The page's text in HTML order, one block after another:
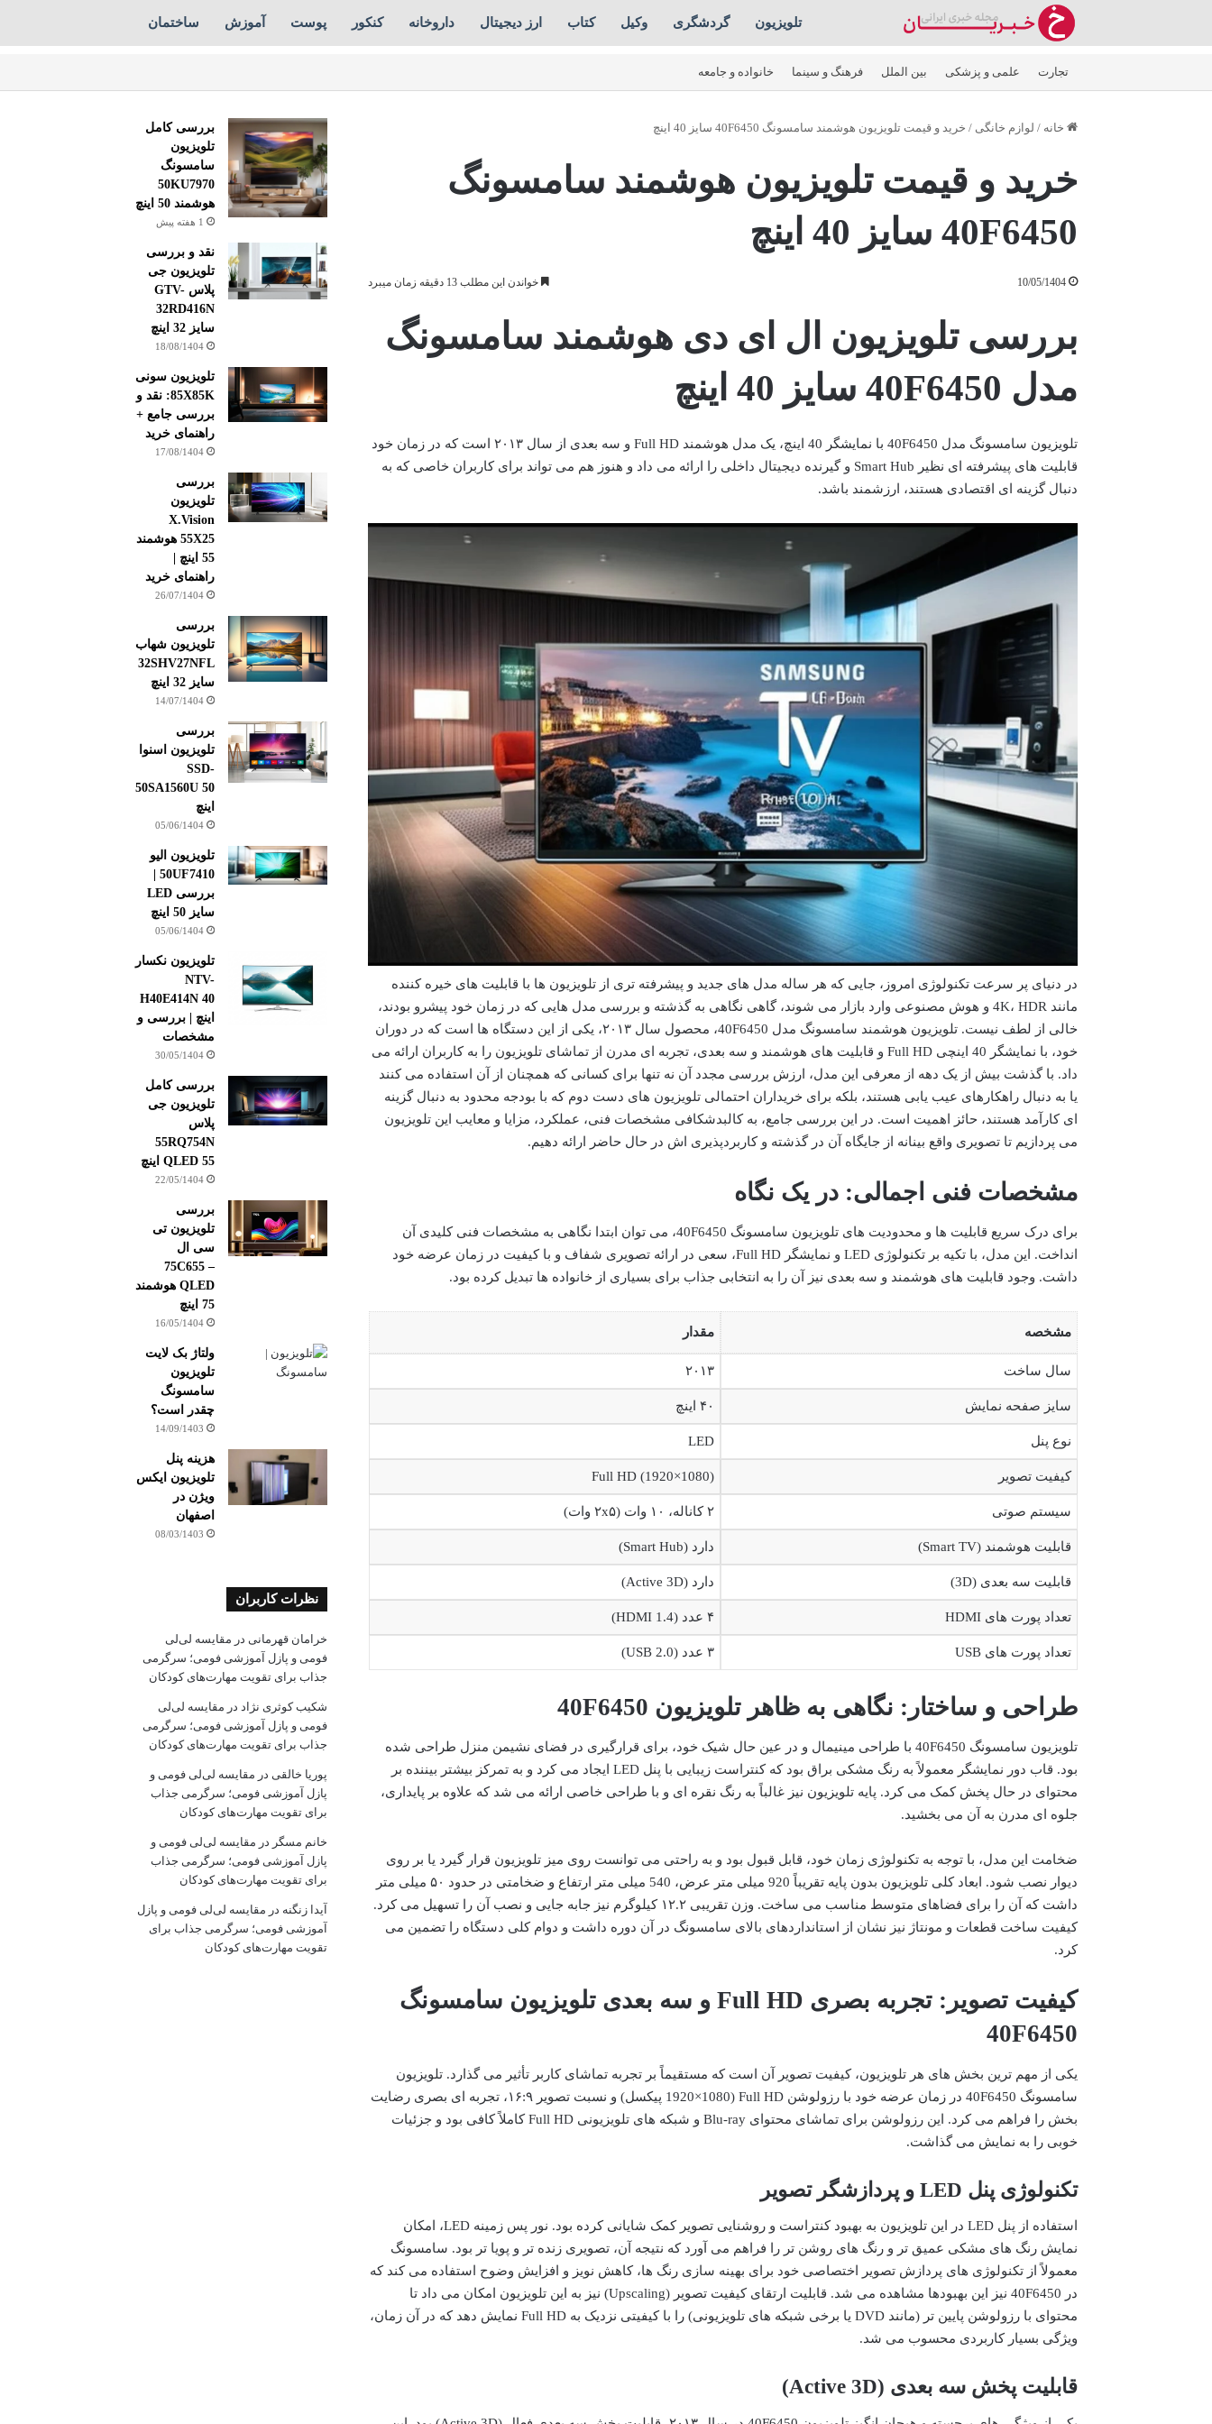
تلویزیون گردشگری وکیل کتاب ارز دیجیتال داروخانه کنکور پوست آموزش ساختمان
تجارت علمی و پزشکی بین الملل فرهنگ و سینما خانواده و جامعه
خانه / لوازم خانگی / خرید و قیمت تلویزیون هوشمند سامسونگ 40F6450 سایز 40 اینچ
خرید و قیمت تلویزیون هوشمند سامسونگ
40F6450 سایز 40 اینچ
10/05/1404 خواندن این مطلب 13 دقیقه زمان میبرد
بررسی تلویزیون ال ای دی هوشمند سامسونگ
مدل 40F6450 سایز 40 اینچ
تلویزیون سامسونگ مدل 40F6450 با نمایشگر 40 اینچ، یک مدل هوشمند Full HD و سه بعدی از سال ۲۰۱۳ است که در زمان خود
قابلیت های پیشرفته ای نظیر Smart Hub و گیرنده دیجیتال داخلی را ارائه می داد و هنوز هم می تواند برای کاربران خاصی که به
دنبال گزینه ای اقتصادی هستند، ارزشمند باشد.
در دنیای پر سرعت تکنولوژی امروز، جایی که هر ساله مدل های جدید و پیشرفته تری از تلویزیون ها با قابلیت های خیره کننده
مانند 4K، HDR و هوش مصنوعی وارد بازار می شوند، گاهی نگاهی به گذشته و بررسی مدل هایی که در زمان خود پیشرو بودند،
خالی از لطف نیست. تلویزیون هوشمند سامسونگ مدل 40F6450، محصول سال ۲۰۱۳، یکی از این دستگاه ها است که در دوران
خود، با نمایشگر 40 اینچی Full HD و قابلیت های هوشمند و سه بعدی، تجربه ای مدرن از تماشای تلویزیون را به کاربران ارائه می
داد. با گذشت بیش از یک دهه از معرفی این مدل، ارزش بررسی مجدد آن نه تنها برای کسانی که همچنان از آن استفاده می کنند
یا به دنبال راهکارهای عیب یابی هستند، بلکه برای خریداران احتمالی تلویزیون های دست دوم که با بودجه محدود به دنبال گزینه
ای کارآمد هستند، حائز اهمیت است. در این بررسی جامع، به کالبدشکافی مشخصات فنی، عملکرد، مزایا و معایب این تلویزیون
می پردازیم تا تصویری واقع بینانه از جایگاه آن در گذشته و کاربردپذیری اش در حال حاضر ارائه دهیم.
مشخصات فنی اجمالی: در یک نگاه
برای درک سریع قابلیت ها و محدودیت های تلویزیون سامسونگ 40F6450، می توان ابتدا نگاهی به مشخصات فنی کلیدی آن
انداخت. این مدل، با تکیه بر تکنولوژی LED و نمایشگر Full HD، سعی در ارائه تصویری شفاف و با کیفیت در زمان عرضه خود
داشت. وجود قابلیت های هوشمند و سه بعدی نیز آن را به انتخابی جذاب برای بسیاری از خانواده ها تبدیل کرده بود.
مشخصه مقدار
سال ساخت ۲۰۱۳
سایز صفحه نمایش ۴۰ اینچ
نوع پنل LED
کیفیت تصویر Full HD (1920×1080)
سیستم صوتی ۲ کاناله، ۱۰ وات (۲x۵ وات)
قابلیت هوشمند (Smart TV) دارد (Smart Hub)
قابلیت سه بعدی (3D) دارد (Active 3D)
تعداد پورت های HDMI ۴ عدد (HDMI 1.4)
تعداد پورت های USB ۳ عدد (USB 2.0)
طراحی و ساختار: نگاهی به ظاهر تلویزیون 40F6450
تلویزیون سامسونگ 40F6450 با طراحی مینیمال و در عین حال شیک خود، برای قرارگیری در فضای نشیمن منزل طراحی شده
بود. قاب دور نمایشگر معمولاً به رنگ مشکی براق بود که کنتراست زیبایی با پنل LED ایجاد می کرد و به تمرکز بیشتر بیننده بر
محتوای در حال پخش کمک می کرد. پایه تلویزیون نیز غالباً به رنگ نقره ای و با طراحی خاصی ارائه می شد که علاوه بر پایداری،
جلوه ای مدرن به آن می بخشید.
ضخامت این مدل، با توجه به تکنولوژی زمان خود، قابل قبول بود و به راحتی می توانست روی میز تلویزیون قرار گیرد یا بر روی
دیوار نصب شود. ابعاد کلی تلویزیون بدون پایه تقریباً 920 میلی متر عرض، 540 میلی متر ارتفاع و ضخامتی در حدود ۵۰ میلی متر
داشت که آن را برای فضاهای متوسط مناسب می ساخت. وزن تقریبی ۱۲.۲ کیلوگرم نیز جابه جایی و نصب آن را تسهیل می کرد.
کیفیت ساخت قطعات و مونتاژ نیز نشان از استانداردهای بالای سامسونگ در آن دوره داشت و دوام کلی دستگاه را تضمین می
کرد.
کیفیت تصویر: تجربه بصری Full HD و سه بعدی تلویزیون سامسونگ
40F6450
یکی از مهم ترین بخش های هر تلویزیون، کیفیت تصویر آن است که مستقیماً بر تجربه تماشای کاربر تأثیر می گذارد. تلویزیون
سامسونگ 40F6450 در زمان عرضه خود با رزولوشن Full HD (1920×1080 پیکسل) و نسبت تصویر ۱۶:۹، تجربه ای بصری رضایت
بخش را فراهم می کرد. این رزولوشن برای تماشای محتوای Blu-ray و شبکه های تلویزیونی Full HD کاملاً کافی بود و جزئیات
خوبی را به نمایش می گذاشت.
تکنولوژی پنل LED و پردازشگر تصویر
استفاده از پنل LED در این تلویزیون به بهبود کنتراست و روشنایی تصویر کمک شایانی کرده بود. نور پس زمینه LED، امکان
نمایش رنگ های مشکی عمیق تر و رنگ های روشن تر را فراهم می آورد که نتیجه آن، تصویری زنده تر و پویا تر بود. سامسونگ
معمولاً از تکنولوژی های پردازش تصویر اختصاصی خود برای بهینه سازی رنگ ها، کاهش نویز و افزایش وضوح استفاده می کند که
در 40F6450 نیز این بهبودها مشاهده می شد. قابلیت ارتقای کیفیت تصویر (Upscaling) نیز به این تلویزیون امکان می داد تا
محتوای با رزولوشن پایین تر (مانند DVD یا برخی شبکه های تلویزیونی) را با کیفیتی نزدیک به Full HD نمایش دهد که در آن زمان،
ویژگی بسیار کاربردی محسوب می شد.
قابلیت پخش سه بعدی (Active 3D)
بررسی کامل
تلویزیون
سامسونگ
50KU7970
هوشمند 50 اینچ
1 هفته پیش
نقد و بررسی
تلویزیون جی
پلاس GTV-
32RD416N
سایز 32 اینچ
18/08/1404
تلویزیون سونی
85X85K: نقد و
بررسی جامع +
راهنمای خرید
17/08/1404
بررسی
تلویزیون
X.Vision
55X25 هوشمند
55 اینچ |
راهنمای خرید
26/07/1404
بررسی
تلویزیون شهاب
32SHV27NFL
سایز 32 اینچ
14/07/1404
بررسی
تلویزیون اسنوا
SSD-
50SA1560U 50
اینچ
05/06/1404
تلویزیون الیو
50UF7410 |
بررسی LED
سایز 50 اینچ
05/06/1404
تلویزیون نکسار
NTV-
H40E414N 40
اینچ | بررسی و
مشخصات
30/05/1404
بررسی کامل
تلویزیون جی
پلاس
55RQ754N
QLED 55 اینچ
22/05/1404
بررسی
تلویزیون تی
سی ال
75C655 –
QLED هوشمند
75 اینچ
16/05/1404
ولتاژ بک لایت
تلویزیون
سامسونگ
چقدر است؟
14/09/1403
هزینه پنل
تلویزیون ایکس
ویژن در
اصفهان
08/03/1403
نظرات کاربران
خرامان قهرمانی در مقایسه لی‌لی
فومی و پازل آموزشی فومی؛ سرگرمی
جذاب برای تقویت مهارت‌های کودکان
شکیب کوثری نژاددر مقایسه لی‌لی
فومی و پازل آموزشی فومی؛ سرگرمی
جذاب برای تقویت مهارت‌های کودکان
پوریا خالقی در مقایسه لی‌لی فومی و
پازل آموزشی فومی؛ سرگرمی جذاب
برای تقویت مهارت‌های کودکان
خانم مسگر در مقایسه لی‌لی فومی و
پازل آموزشی فومی؛ سرگرمی جذاب
برای تقویت مهارت‌های کودکان
آیدا زنگنه در مقایسه لی‌لی فومی و پازل
آموزشی فومی؛ سرگرمی جذاب برای
تقویت مهارت‌های کودکان